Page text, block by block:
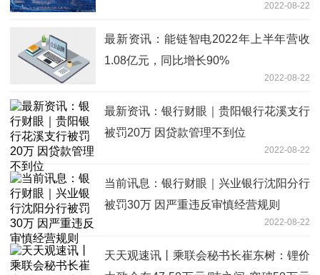
2022-08-22
最新资讯：能链智电2022年上半年营收
1.08亿元，同比增长90%
2022-08-22
最新资讯：银行财眼｜贵阳银行花溪支行
被罚20万 因贷款管理不到位
2022-08-22
当前讯息：银行财眼｜兴业银行沈阳分行
被罚30万 因严重违反审慎经营规则
2022-08-22
天天观速讯丨乘联会秘书长崔东树：锂价